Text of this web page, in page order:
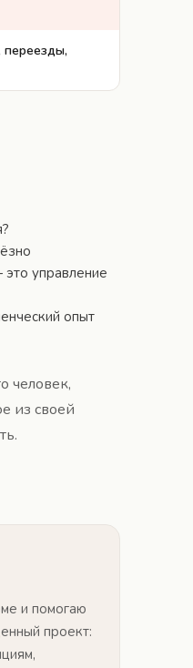
переезды,
управление
опыт
человек,
из своей
и помогаю
проект: